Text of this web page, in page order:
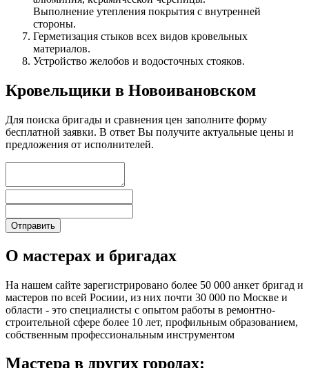
Выполнение утепления покрытия с внутренней
стороны.
Герметизация стыков всех видов кровельных
материалов.
Устройство желобов и водосточных стояков.
Кровельщики в Новоивановском
Для поиска бригады и сравнения цен заполните форму
бесплатной заявки. В ответ Вы получите актуальные цены и
предложения от исполнителей.
О мастерах и бригадах
На нашем сайте зарегистрировано более 50 000 анкет бригад и
мастеров по всей Росиии, из них почти 30 000 по Москве и
области - это специалисты с опытом работы в ремонтно-
строительной сфере более 10 лет, профильным образованием,
собственным профессиональным инструментом
Мастера в других городах: